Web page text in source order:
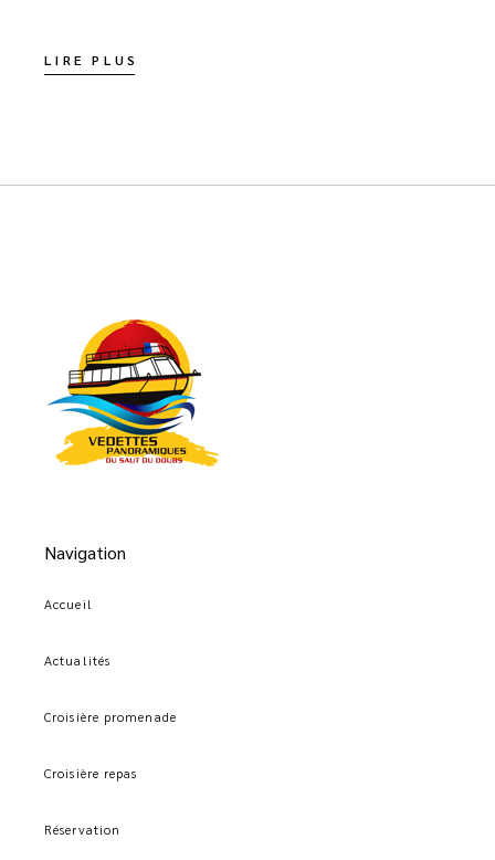
LIRE PLUS
Navigation
Accueil
Actualités
Croisière promenade
Croisière repas
Réservation